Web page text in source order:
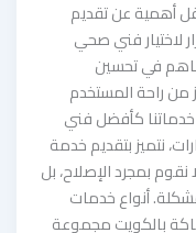
أهمية عن تقديم
لاختيار فني صحي
في تحسين
من راحة المستخدم
خدماتنا كأفضل فني
نتميز بتقديم خدمة
بمجرد الإصلاح، بل
أنواع خدمات
بالكويت مجموعة